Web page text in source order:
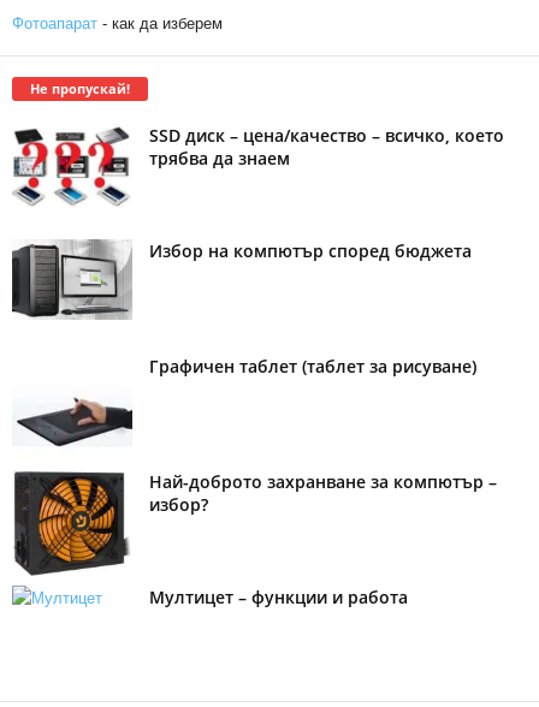
Фотоапарат - как да изберем
Не пропускай!
SSD диск – цена/качество – всичко, което
трябва да знаем
Избор на компютър според бюджета
Графичен таблет (таблет за рисуване)
Най-доброто захранване за компютър –
избор?
Мултицет – функции и работа